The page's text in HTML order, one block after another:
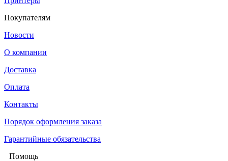
Покупателям
Новости
О компании
Доставка
Оплата
Контакты
Порядок оформления заказа
Гарантийные обязательства
Помощь